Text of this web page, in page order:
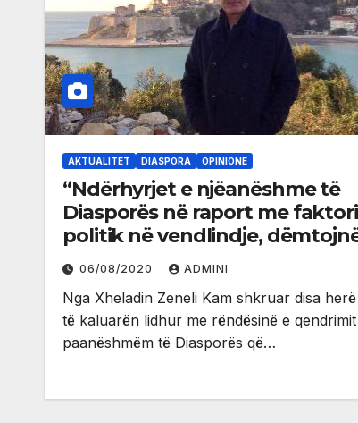
AKTUALITET DIASPORA OPINIONE
“Ndërhyrjet e njëanëshme të
Diasporës në raport me
politik në vendlindje,
kredibilitetin e saj!”
06/08/2020 ADMINI
Nga Xheladin Zeneli Kam shkruar disa
të kaluarën lidhur me rëndësinë e
paanëshmëm të Diasporës që…